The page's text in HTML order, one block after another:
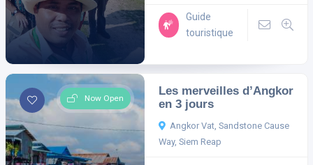
Guide
touristique
Now Open
Les merveilles d’Angkor
en 3 jours
Angkor Vat, Sandstone Cause
Way, Siem Reap